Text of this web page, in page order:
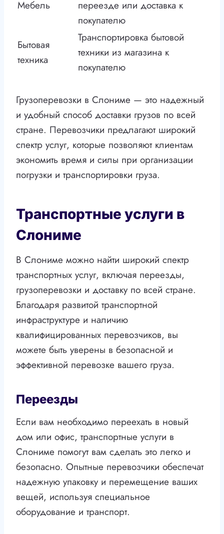
Мебель
переезде или доставка к
покупателю
Бытовая
техника
Транспортировка бытовой
техники из магазина к
покупателю
Грузоперевозки в Слониме — это надежный
и удобный способ доставки грузов по всей
стране. Перевозчики предлагают широкий
спектр услуг, которые позволяют клиентам
экономить время и силы при организации
погрузки и транспортировки груза.
Транспортные услуги в
Слониме
В Слониме можно найти широкий спектр
транспортных услуг, включая переезды,
грузоперевозки и доставку по всей стране.
Благодаря развитой транспортной
инфраструктуре и наличию
квалифицированных перевозчиков, вы
можете быть уверены в безопасной и
эффективной перевозке вашего груза.
Переезды
Если вам необходимо переехать в новый
дом или офис, транспортные услуги в
Слониме помогут вам сделать это легко и
безопасно. Опытные перевозчики обеспечат
надежную упаковку и перемещение ваших
вещей, используя специальное
оборудование и транспорт.